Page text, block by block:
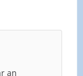
an